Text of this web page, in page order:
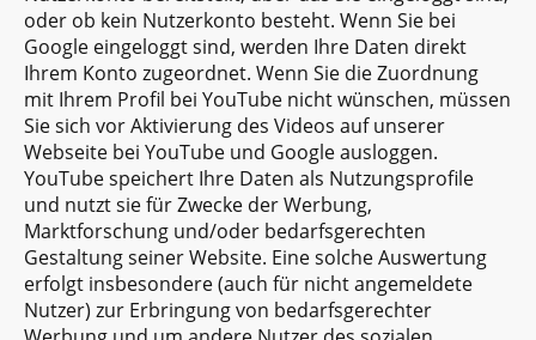
oder ob kein Nutzerkonto besteht. Wenn Sie bei
Google eingeloggt sind, werden Ihre Daten direkt
Ihrem Konto zugeordnet. Wenn Sie die Zuordnung
mit Ihrem Profil bei YouTube nicht wünschen, müssen
Sie sich vor Aktivierung des Videos auf unserer
Webseite bei YouTube und Google ausloggen.
YouTube speichert Ihre Daten als Nutzungsprofile
und nutzt sie für Zwecke der Werbung,
Marktforschung und/oder bedarfsgerechten
Gestaltung seiner Website. Eine solche Auswertung
erfolgt insbesondere (auch für nicht angemeldete
Nutzer) zur Erbringung von bedarfsgerechter